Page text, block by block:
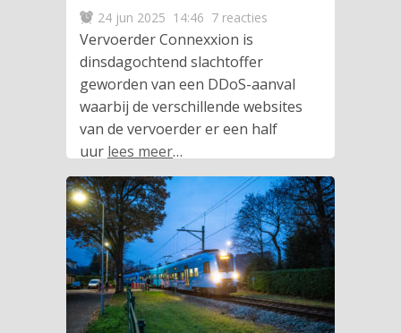
24 jun 2025 14:46 7 reacties
Vervoerder Connexxion is
dinsdagochtend slachtoffer
geworden van een DDoS-aanval
waarbij de verschillende websites
van de vervoerder er een half
uur lees meer…